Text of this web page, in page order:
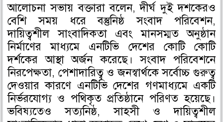
আলোচনা সভায় বক্তারা বলেন, দীর্ঘ দুই দশকেরও
বেশি সময় ধরে বস্তুনিষ্ঠ সংবাদ পরিবেশন,
দায়িত্বশীল সাংবাদিকতা এবং মানসম্মত অনুষ্ঠান
নির্মাণের মাধ্যমে এনটিভি দেশের কোটি কোটি
দর্শকের আস্থা অর্জন করেছে। সংবাদ পরিবেশনে
নিরপেক্ষতা, পেশাদারিত্ব ও জনস্বার্থকে সর্বোচ্চ গুরুত্ব
দেওয়ার কারণে এনটিভি দেশের গণমাধ্যমে একটি
নির্ভরযোগ্য ও পথিকৃত প্রতিষ্ঠানে পরিণত হয়েছে।
ভবিষ্যতেও সত্যনিষ্ঠ, সাহসী ও দায়িত্বশীল